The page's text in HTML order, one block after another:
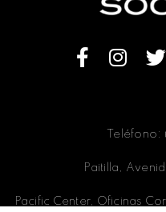
Paitilla,
Pacific Center, Oficinas